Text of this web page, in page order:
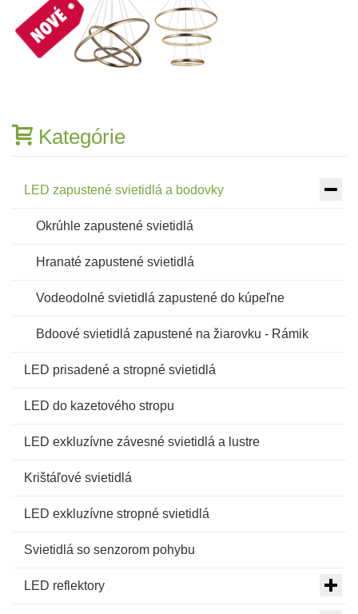
Kategórie
LED zapustené svietidlá a bodovky
Okrúhle zapustené svietidlá
Hranaté zapustené svietidlá
Vodeodolné svietidlá zapustené do kúpeľne
Bdoové svietidlá zapustené na žiarovku - Rámik
LED prisadené a stropné svietidlá
LED do kazetového stropu
LED exkluzívne závesné svietidlá a lustre
Krištáľové svietidlá
LED exkluzívne stropné svietidlá
Svietidlá so senzorom pohybu
LED reflektory